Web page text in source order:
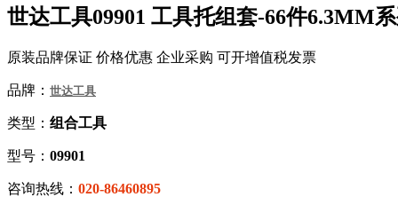
世达工具09901 工具托组套-66件6.3MM
原装品牌保证 价格优惠 企业采购 可开增值税发票
品牌： 世达工具
类型： 组合工具
型号： 09901
咨询热线： 020-86460895